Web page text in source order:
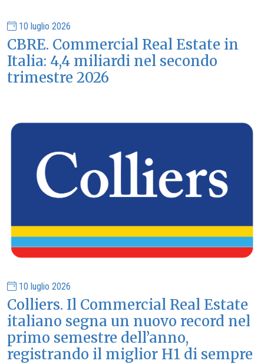
10 luglio 2026
CBRE. Commercial Real Estate in
Italia: 4,4 miliardi nel secondo
trimestre 2026
10 luglio 2026
Colliers. Il Commercial Real Estate
italiano segna un nuovo record nel
primo semestre dell’anno,
registrando il miglior H1 di sempre